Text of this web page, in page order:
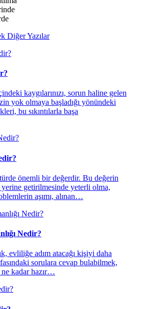
Diğer Yazılar
kaygılarınızı, sorun haline gelen
yok olmaya başladığı yönündeki
bu sıkıntılarla başa
önemli bir değerdir. Bu değerin
getirilmesinde yeterli olma,
aşımı, alınan…
Nedir?
evliliğe adım atacağı kişiyi daha
sorulara cevap bulabilmek,
kadar hazır…